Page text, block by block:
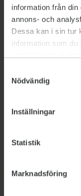
information från
annons- och
Dessa kan i sin tur
information som du
Nödvändig
Inställningar
Statistik
Marknadsföring
gymmet på
måste barnet vara
babysitter. Kom
vagnen, oavsett
Se